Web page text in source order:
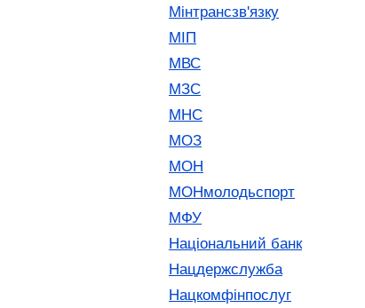
Мінтрансзв'язку
МІП
МВС
МЗС
МНС
МОЗ
МОН
МОНмолодьспорт
МФУ
Національний банк
Нацдержслужба
Нацкомфінпослуг